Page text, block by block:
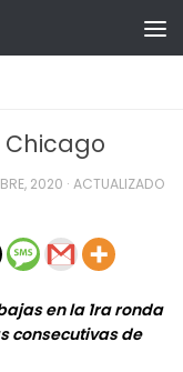
2020 · ACTUALIZADO
en la 1ra ronda
consecutivas de